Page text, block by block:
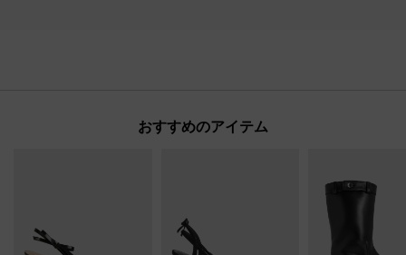
おすすめのアイテム